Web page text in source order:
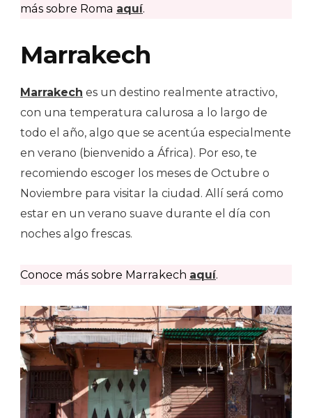
más sobre Roma aquí.
Marrakech
Marrakech es un destino realmente atractivo,
con una temperatura calurosa a lo largo de
todo el año, algo que se acentúa especialmente
en verano (bienvenido a África). Por eso, te
recomiendo escoger los meses de Octubre o
Noviembre para visitar la ciudad. Allí será como
estar en un verano suave durante el día con
noches algo frescas.
Conoce más sobre Marrakech aquí.